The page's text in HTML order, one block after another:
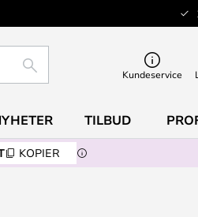
SØK Kundeservice
TILBUD
KOPIER